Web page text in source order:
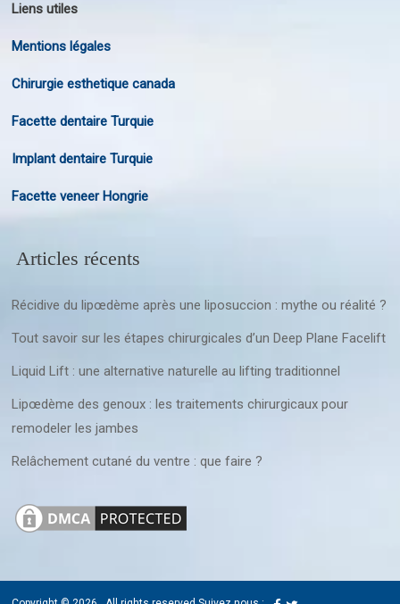
Liens utiles
Mentions légales
Chirurgie esthetique canada
Facette dentaire Turquie
Implant dentaire Turquie
Facette veneer Hongrie
Articles récents
Récidive du lipœdème après une liposuccion : mythe ou réalité ?
Tout savoir sur les étapes chirurgicales d’un Deep Plane Facelift
Liquid Lift : une alternative naturelle au lifting traditionnel
Lipœdème des genoux : les traitements chirurgicaux pour
remodeler les jambes
Relâchement cutané du ventre : que faire ?